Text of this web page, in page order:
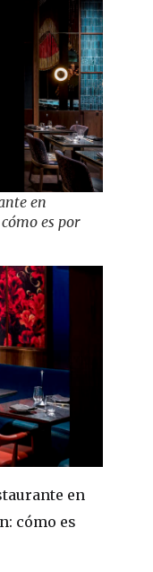
en
es por